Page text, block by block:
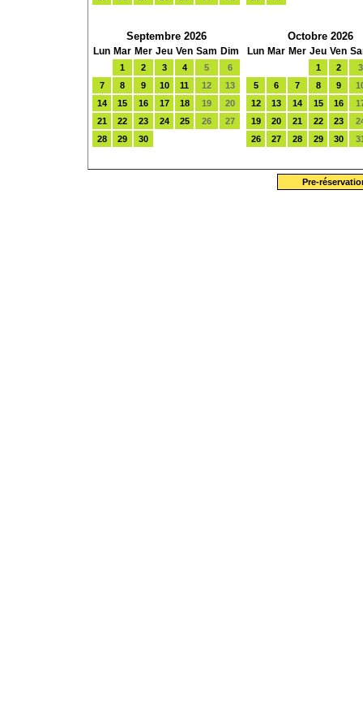
Septembre 2026
Lun Mar Mer Jeu Ven Sam Dim
1 2 3 4 5
6
7
8 9 10 11 12
13
14
15 16 17 18 19
20
21
22 23 24 25 26
27
28
29 30
Octobre 2026
Lun Mar Mer Jeu Ven
1 2
3
5
6 7 8 9
12
13 14 15 16
19
20 21 22 23
26
27 28 29 30
Pre-